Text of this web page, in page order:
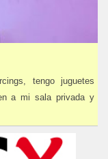
tengo juguetes
a mi sala privada y